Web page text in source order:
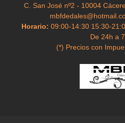
C. San José nº2 - 10004
Horario: 09:00-14:30 15:30-
De 24h a
(*) Precios con